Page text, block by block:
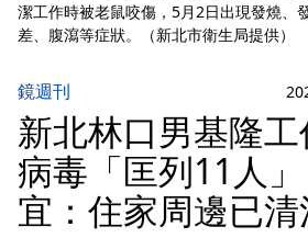
潔工作時被老鼠咬傷，5月2日出現發燒、
差、腹瀉等症狀。（新北市衛生局提供）
鏡週刊
新北林口男基隆
病毒「匡列11人
宜：住家周邊已清